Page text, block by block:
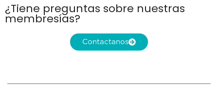
¿Tiene preguntas sobre nuestras
membresías?
Contactanos